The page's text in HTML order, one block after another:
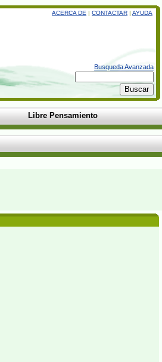
ACERCA DE | CONTACTAR | AYUDA
Busqueda Avanzada
Libre Pensamiento